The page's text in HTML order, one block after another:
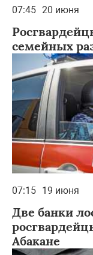
07:45 20 июня
семейных
07:15 19 июня
Две банки
Абакане